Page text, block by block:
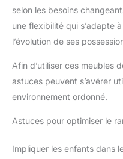
selon les besoins
une flexibilité qui s’adapte
l’évolution de ses
Afin d’utiliser ces meubles
astuces peuvent s’avérer
environnement ordonné.
Astuces pour optimiser le
Impliquer les enfants dans